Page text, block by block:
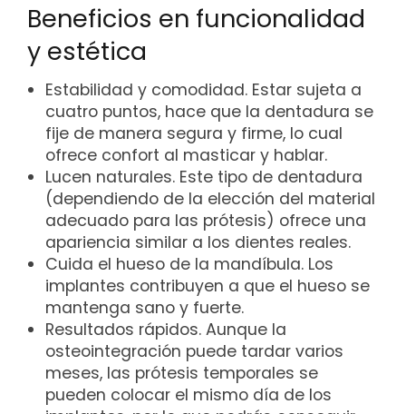
Beneficios en funcionalidad
y estética
Estabilidad y comodidad. Estar sujeta a
cuatro puntos, hace que la dentadura se
fije de manera segura y firme, lo cual
ofrece confort al masticar y hablar.
Lucen naturales. Este tipo de dentadura
(dependiendo de la elección del material
adecuado para las prótesis) ofrece una
apariencia similar a los dientes reales.
Cuida el hueso de la mandíbula. Los
implantes contribuyen a que el hueso se
mantenga sano y fuerte.
Resultados rápidos. Aunque la
osteointegración puede tardar varios
meses, las prótesis temporales se
pueden colocar el mismo día de los